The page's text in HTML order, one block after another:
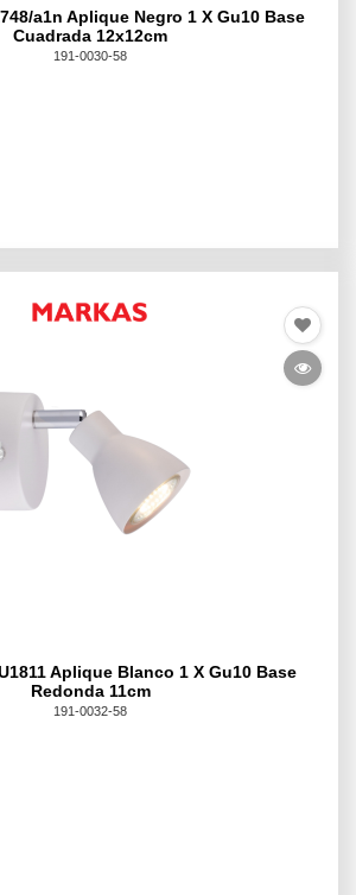
a1n Aplique Negro 1 X Gu10 Base
Cuadrada 12x12cm
191-0030-58
Aplique Blanco 1 X Gu10 Base
Redonda 11cm
191-0032-58